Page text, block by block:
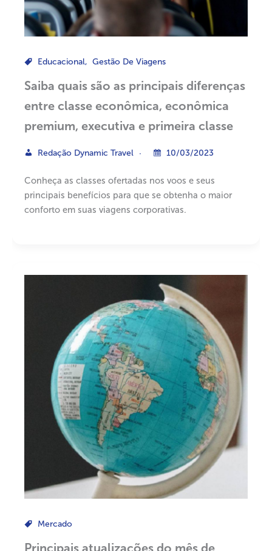
Educacional, Gestão De Viagens
Saiba quais são as principais diferenças
entre classe econômica, econômica
premium, executiva e primeira classe
Redação Dynamic Travel 10/03/2023
Conheça as classes ofertadas nos voos e seus
principais benefícios para que se obtenha o maior
conforto em suas viagens corporativas.
Mercado